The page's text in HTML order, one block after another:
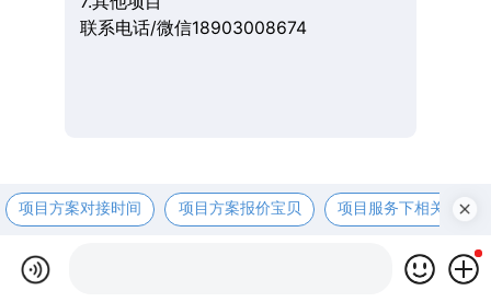
联系电话/微信18903008674
项目方案对接时间 项目方案报价宝贝 项目服务下相关资咨询